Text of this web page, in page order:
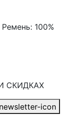
100%
СКИДКАХ